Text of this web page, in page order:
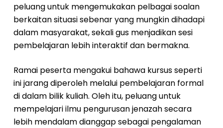
peluang untuk mengemukakan pelbagai soalan
berkaitan situasi sebenar yang mungkin dihadapi
dalam masyarakat, sekali gus menjadikan sesi
pembelajaran lebih interaktif dan bermakna.
Ramai peserta mengakui bahawa kursus seperti
ini jarang diperoleh melalui pembelajaran formal
di dalam bilik kuliah. Oleh itu, peluang untuk
mempelajari ilmu pengurusan jenazah secara
lebih mendalam dianggap sebagai pengalaman